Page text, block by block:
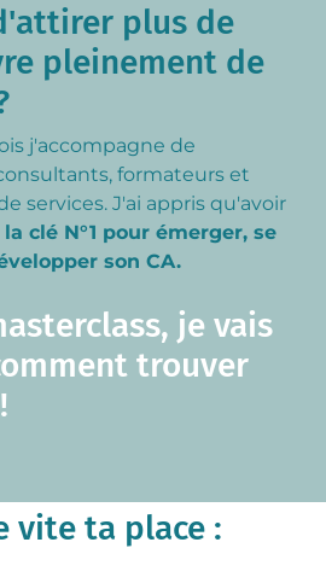
plus de
pleinement de
j'accompagne de
formateurs et
services. J'ai appris qu'avoir
la clé N°1 pour émerger, se
son CA.
je vais
trouver
vite ta place :